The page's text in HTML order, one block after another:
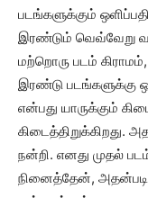
படங்களுக்கும்
இரண்டும் வெவ்வேறு
மற்றொரு படம்
இரண்டு படங்களுக்கு
என்பது யாருக்கும்
கிடைத்திறுக்கிறது.
நன்றி. எனது முதல்
நினைத்தேன்,